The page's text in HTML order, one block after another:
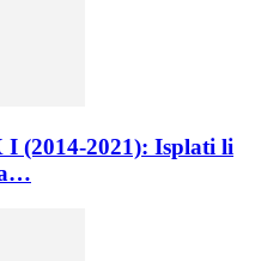
I (2014-2021): Isplati li